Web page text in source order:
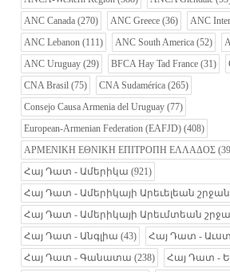
ANC Canada (270) ANC Greece (36) ANC
ANC Lebanon (111) ANC South America (52)
ANC Uruguay (29) BFCA Hay Tad France (31)
CNA Brasil (75) CNA Sudamérica (265)
Consejo Causa Armenia del Uruguay (77)
European-Armenian Federation (EAFJD) (408)
ΑΡΜΕΝΙΚΗ ΕΘΝΙΚΗ ΕΠΙΤΡΟΠΗ ΕΛΛΑΔΟΣ
Հայ Դատ - Ամերիկա (921)
Հայ Դատ - Ամերիկայի Արեւելեան շրջան
Հայ Դատ - Ամերիկայի Արեւմտեան
Հայ Դատ - Անգլիա (43) Հայ Դատ -
Հայ Դատ - Գանատա (238) Հայ Դատ -